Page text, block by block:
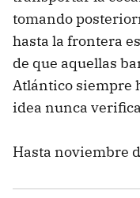
tomando
hasta la frontera
de que aquellas
Atlántico siempre
idea nunca
Hasta noviembre